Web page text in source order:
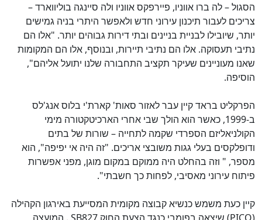
הסגול – לה ברו אווניו, פיירפקס אווניו ולה סיינגה בוליווארד –
צריכים לעבור תיכנון עירוני חדש ולאפשר היתרי בניה גמישים
יותר, שיובילו לבניית בניינים ובתי דירות גבוהים יותר. "אלו הם
נתיבי תעסוקה. אלו הם נתיבי תיירות, ובנוסף, אלו הם המקומות
שאנו מעוניינים שעיקר תקציב התחבורה שלנו יתועל אליהם",
הוסיפה.
הפרקליט בראד קיין עבר לאזור סאות' קארת'י בלוס אנג'לס
ב-1999, כאשר הוא הולך שבי אחרי הארכיטקטורה מימי
הקולניאליזם הספרדי שקמה לתחייה – שורות של בתים
ודופלקסים בעלי גגות משובצי אריכים. "זה היה אי יפיפה", הוא
מספר, " וזה בהחלט היה ממוקם במקום מוגן, מפני אפשרות
פיתוח עירוני מאסיבי, לפחות כך חשבתי".
קיין כעת משמש כנשיא קבוצה מקומית המסייעת באירגון הקהילה
(
PICO) שיצאה בפומבי כנגד הצעת החוק SB827 . המועצה